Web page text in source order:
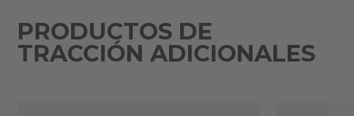
PRODUCTOS DE
TRACCIÓN ADICIONALES